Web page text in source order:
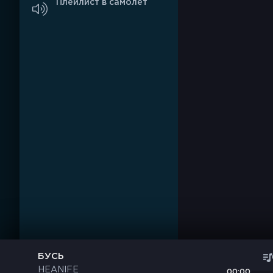
Плейлист в самолёт
БУСЬ
HEANIFE